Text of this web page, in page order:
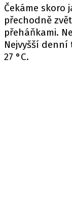
Čekáme skoro
přechodně
přeháňkami.
Nejvyšší denní
27 °C.